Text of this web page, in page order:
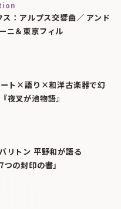
ス：アルプス交響曲／ アンド
ニ＆東京フィル
ート×語り×和洋古楽器で幻
夜叉が池物語』
リトン 平野和が語る
の封印の書」